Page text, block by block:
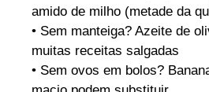
amido de milho (metade da
• Sem manteiga? Azeite de
muitas receitas salgadas
• Sem ovos em bolos?